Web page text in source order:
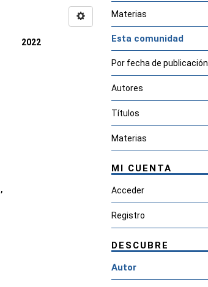
2022
Materias
Esta comunidad
Por fecha de publicación
Autores
Títulos
Materias
MI CUENTA
Acceder
Registro
DESCUBRE
Autor